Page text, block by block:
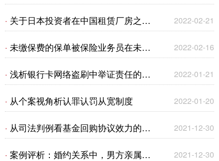
点问题、易争议问题及风险提示
· 关于日本投资者在中国租赁厂房之重
点问题、易争议问题及风险提示
2022-02-21
· 未缴保费的保单被保险业务员在未经
投保人同意的情形下撤销，保险公司
2022-02-16
· 浅析银行卡网络盗刷中举证责任的承
担及认定标准
2022-01-21
· 从个案视角析认罪认罚从宽制度 2022-01-20
· 从司法判例看基金回购协议效力的认
定
2021-12-30
· 案例评析：婚约关系中，男方亲属给
2021-12-30